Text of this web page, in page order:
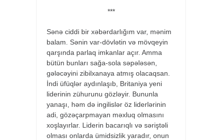
***
Sənə ciddi bir xəbərdarlığım var, mənim
balam. Sənin var-dövlətin və mövqeyin
qarşında parlaq imkanlar açır. Amma
bütün bunları sağa-sola səpələsən,
gələcəyini zibilxanaya atmış olacaqsan.
İndi üfüqlər aydınlaşıb, Britaniya yeni
liderinin zühurunu gözləyir. Bununla
yanaşı, həm də ingilislər öz liderlərinin
adi, gözəçarpmayan məxluq olmasını
xoşlayırlar. Liderin bacarıqlı və səriştəli
olması onlarda ümidsizlik yaradır, onun